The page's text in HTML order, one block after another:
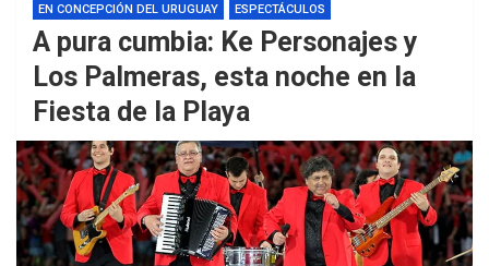
EN CONCEPCIÓN DEL URUGUAY ESPECTÁCULOS
A pura cumbia: Ke Personajes y
Los Palmeras, esta noche en la
Fiesta de la Playa